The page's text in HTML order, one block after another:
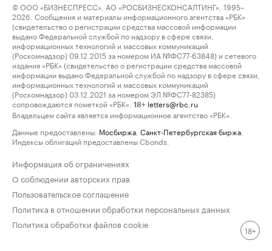
© ООО «БИЗНЕСПРЕСС», АО «РОСБИЗНЕСКОНСАЛТИНГ», 1995–
2026. Сообщения и материалы информационного агентства «РБК»
(свидетельство о регистрации средства массовой информации
выдано Федеральной службой по надзору в сфере связи,
информационных технологий и массовых коммуникаций
(Роскомнадзор) 09.12.2015 за номером ИА №ФС77-63848) и сетевого
издания «РБК» (свидетельство о регистрации средства массовой
информации выдано Федеральной службой по надзору в сфере связи,
информационных технологий и массовых коммуникаций
(Роскомнадзор) 03.12.2021 за номером ЭЛ №ФС77-82385)
сопровождаются пометкой «РБК».
18+ letters@rbc.ru
Владельцем сайта является информационное агентство «РБК».
Данные предоставлены: Мосбиржа Санкт-Петербургская биржа
Индексы облигаций предоставлены Cbonds.
Информация об ограничениях
О соблюдении авторских прав
Пользовательское соглашение
Политика в отношении обработки персональных данных
Политика обработки файлов cookie
18+